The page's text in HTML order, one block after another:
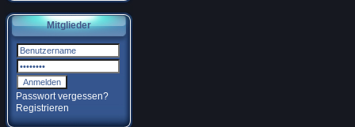
Mitglieder
Passwort vergessen?
Registrieren